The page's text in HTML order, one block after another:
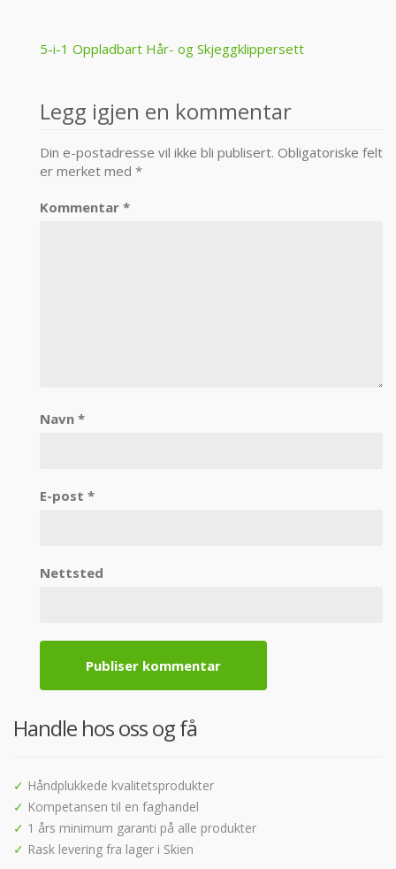
Post
5-i-1 Oppladbart Hår- og Skjeggklippersett
Legg igjen en kommentar
Din e-postadresse vil ikke bli publisert. Obligatoriske felt
er merket med *
Kommentar *
Navn *
E-post *
Nettsted
Handle hos oss og få
✓ Håndplukkede kvalitetsprodukter
✓ Kompetansen til en faghandel
✓ 1 års minimum garanti på alle produkter
✓ Rask levering fra lager i Skien